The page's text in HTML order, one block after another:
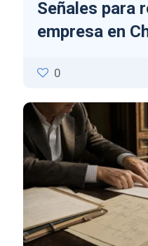
Señales para
empresa en
0